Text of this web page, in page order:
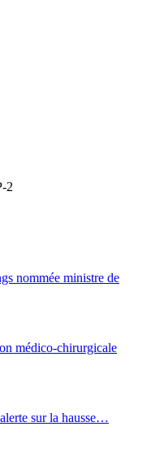
nommée ministre de
médico-chirurgicale
sur la hausse…